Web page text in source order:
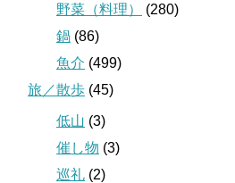
野菜（料理）
(280)
鍋 (86)
魚介 (499)
旅／散歩 (45)
低山 (3)
催し物 (3)
巡礼 (2)